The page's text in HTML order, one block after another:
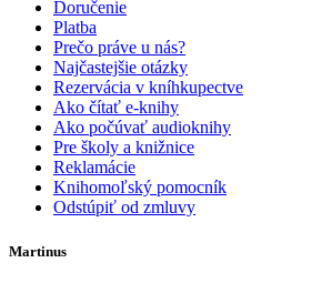
Doručenie
Platba
Prečo práve u nás?
Najčastejšie otázky
Rezervácia v kníhkupectve
Ako čítať e-knihy
Ako počúvať audioknihy
Pre školy a knižnice
Reklamácie
Knihomoľský pomocník
Odstúpiť od zmluvy
Martinus